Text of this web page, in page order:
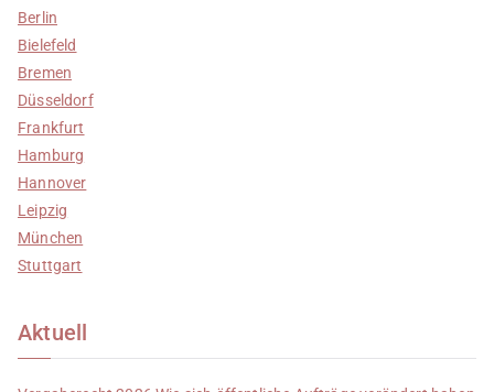
Berlin
Bielefeld
Bremen
Düsseldorf
Frankfurt
Hamburg
Hannover
Leipzig
München
Stuttgart
Aktuell